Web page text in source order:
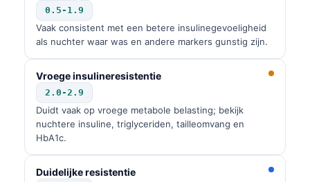
0.5-1.9
Vaak consistent met een betere insulinegevoeligheid
als nuchter waar was en andere markers gunstig zijn.
Vroege insulineresistentie
2.0-2.9
Duidt vaak op vroege metabole belasting; bekijk
nuchtere insuline, triglyceriden, tailleomvang en
HbA1c.
Duidelijke resistentie